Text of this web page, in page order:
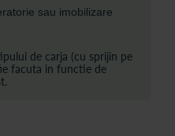
sau imobilizare
de carja (cu sprijin pe
facuta in functie de